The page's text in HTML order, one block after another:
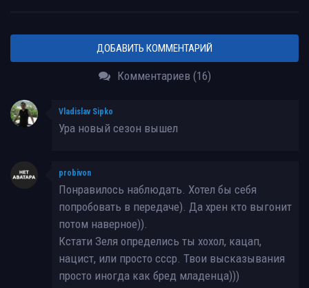
ДОБАВИТЬ КОММЕНТАРИЙ
Комментариев (16)
Vladislav Sipko
Ура новый сезон вышел
probivon
Понравилось наблюдать. Хотел бы себя
попробовать в передаче). Да хрен кто выгонит
потом наверное)).
Кстати Зеля определись ты хохол, кацап,
нацист, или просто ссср. Твои высказывания
просто иногда как бред младенца)))